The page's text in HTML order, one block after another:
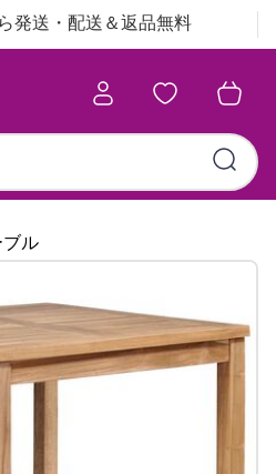
発送・配送＆返品無料
ル